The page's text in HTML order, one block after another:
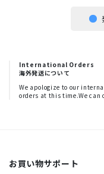
International Orders
海外発送について
We apologize to our
orders at this time.We can
お買い物サポート